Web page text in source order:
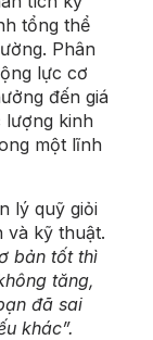
tổng thể
Phân
lực cơ
đến giá
lượng kinh
một lĩnh
lý quỹ giỏi
và kỹ thuật.
bản tốt thì
tăng,
đã sai
khác”.